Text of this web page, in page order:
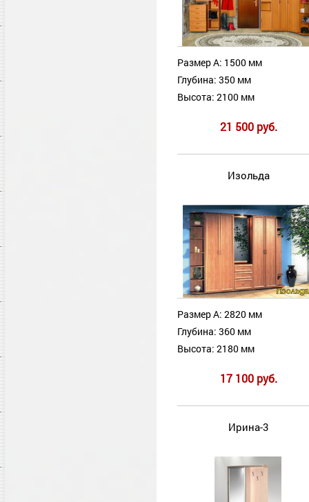
Размер А: 1500 мм
Глубина: 350 мм
Высота: 2100 мм
21 500 руб.
Изольда
Размер А: 2820 мм
Глубина: 360 мм
Высота: 2180 мм
17 100 руб.
Ирина-3